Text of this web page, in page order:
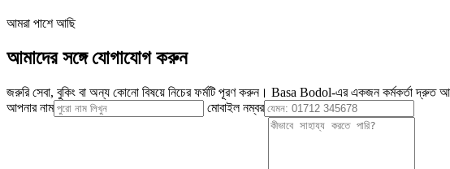
আমরা পাশে আছি
আমাদের সঙ্গে যোগাযোগ করুন
জরুরি সেবা, বুকিং বা অন্য কোনো বিষয়ে নিচের ফর্মটি পূরণ করুন। Basa Bodol-এর একজন কর্মকর্তা দ্রুত
আপনার নাম
মোবাইল নম্বর